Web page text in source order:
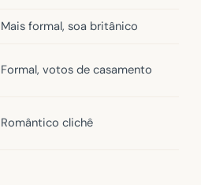
Mais formal, soa britânico
Formal, votos de casamento
Romântico clichê